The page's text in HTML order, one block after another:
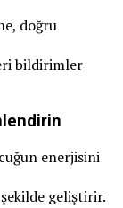
doğru
bildirimler
enerjisini
geliştirir.